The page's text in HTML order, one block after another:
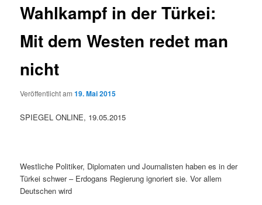
Wahlkampf in der Türkei:
Mit dem Westen redet man
nicht
Veröffentlicht am19. Mai 2015
SPIEGEL ONLINE, 19.05.2015
Westliche Politiker, Diplomaten und Journalisten haben es in der
Türkei schwer – Erdogans Regierung ignoriert sie. Vor allem
Deutschen wird